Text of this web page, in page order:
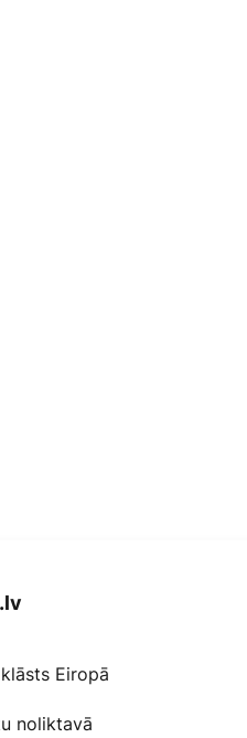
Eiropā
noliktavā